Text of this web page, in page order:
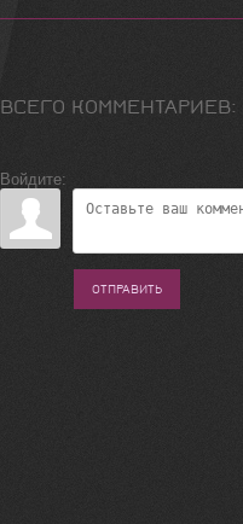
ВСЕГО КОММЕНТАРИЕВ:
Войдите:
ОТПРАВИТЬ